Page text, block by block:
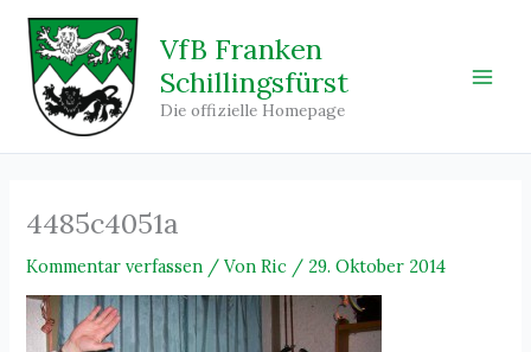
Zum
Inhalt
springen
VfB Franken
Schillingsfürst
Die offizielle Homepage
4485c4051a
Kommentar verfassen / VonRic / 29. Oktober 2014